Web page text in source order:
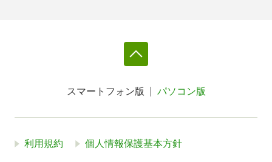
スマートフォン版 パソコン版
利用規約 個人情報保護基本方針